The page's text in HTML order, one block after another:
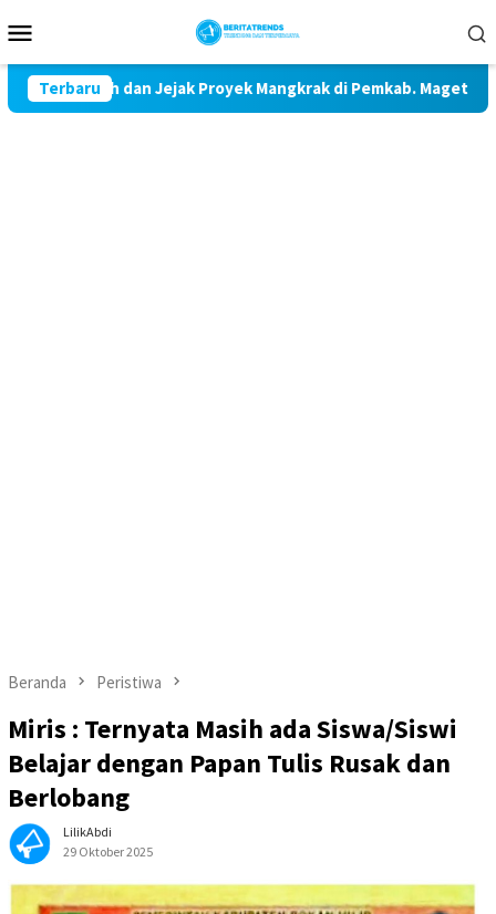
ke
Mobile
Terbaru
Indah dan Jejak Proyek Mangkrak di Pemkab. Magetan
Beranda Peristiwa
Miris : Ternyata Masih ada Siswa/Siswi
Belajar dengan Papan Tulis Rusak dan
Berlobang
LilikAbdi
29 Oktober 2025